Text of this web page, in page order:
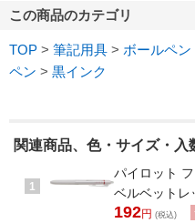
この商品のカテゴリ
TOP > 筆記用具 > ボールペン
ペン > 黒インク
関連商品、色・サイズ・入
1
パイロット
ベルベットレ
192円 (税込)